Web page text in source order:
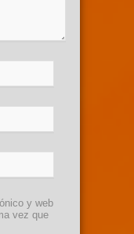
y web
vez que